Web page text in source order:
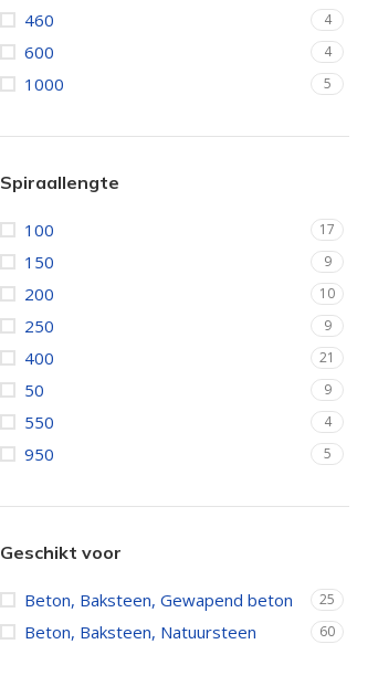
Fermacell schroeven
Ladura schroeven
Isolatieschroeven
RVS Schroeven
Afstandschroeven
Populaire merken
460 4
600 4
1000 5
Spiraallengte
100 17
150 9
200 10
250 9
400 21
50 9
550 4
950 5
Geschikt voor
Beton, Baksteen, Gewapend beton 25
Beton, Baksteen, Natuursteen 60